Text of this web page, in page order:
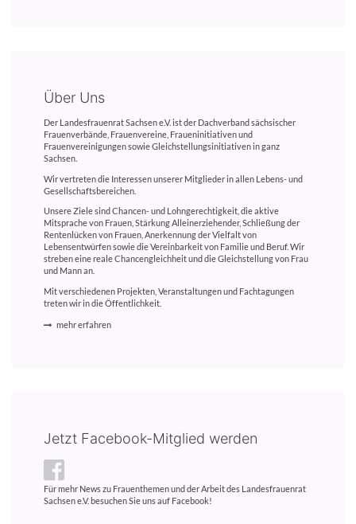
Über Uns
Der Landesfrauenrat Sachsen e.V. ist der Dachverband sächsischer
Frauenverbände, Frauenvereine, Fraueninitiativen und
Frauenvereinigungen sowie Gleichstellungsinitiativen in ganz
Sachsen.
Wir vertreten die Interessen unserer Mitglieder in allen Lebens- und
Gesellschaftsbereichen.
Unsere Ziele sind Chancen- und Lohngerechtigkeit, die aktive
Mitsprache von Frauen, Stärkung Alleinerziehender, Schließung der
Rentenlücken von Frauen, Anerkennung der Vielfalt von
Lebensentwürfen sowie die Vereinbarkeit von Familie und Beruf. Wir
streben eine reale Chancengleichheit und die Gleichstellung von Frau
und Mann an.
Mit verschiedenen Projekten, Veranstaltungen und Fachtagungen
treten wir in die Öffentlichkeit.
mehr erfahren
Jetzt Facebook-Mitglied werden
Für mehr News zu Frauenthemen und der Arbeit des Landesfrauenrat
Sachsen e.V. besuchen Sie uns auf Facebook!